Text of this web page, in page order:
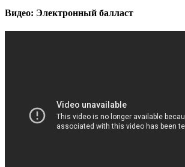
Видео: Электронный балласт